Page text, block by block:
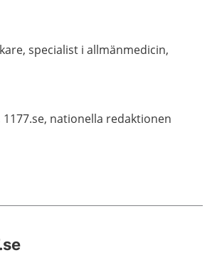
specialist i allmänmedicin,
1177.se, nationella redaktionen